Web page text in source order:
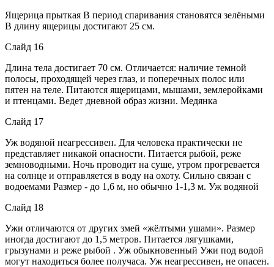
Ящерица прыткая В период спаривания становятся зелёными
В длину ящерицы достигают 25 см.
Слайд 16
Длина тела достигает 70 см. Отличается: наличие темной
полосы, проходящей через глаз, и поперечных полос или
пятен на теле. Питаются ящерицами, мышами, землеройками
и птенцами. Ведет дневной образ жизни. Медянка
Слайд 17
Уж водяной неагрессивен. Для человека практически не
представляет никакой опасности. Питается рыбой, реже
земноводными. Ночь проводит на суше, утром прогревается
на солнце и отправляется в воду на охоту. Сильно связан с
водоемами Размер - до 1,6 м, но обычно 1-1,3 м. Уж водяной
Слайд 18
Ужи отличаются от других змей «жёлтыми ушами». Размер
иногда достигают до 1,5 метров. Питается лягушками,
грызунами и реже рыбой . Уж обыкновенный Ужи под водой
могут находиться более получаса. Уж неагрессивен, не опасен.